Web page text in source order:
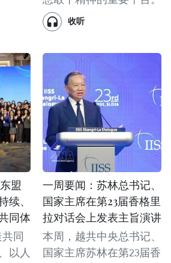
收听
盟
续、
同体
同
以人
一周要闻：苏林总书记、
国家主席在第23届香格里
拉对话会上发表主旨演讲
本周，越共中央总书记、
国家主席苏林在第23届香